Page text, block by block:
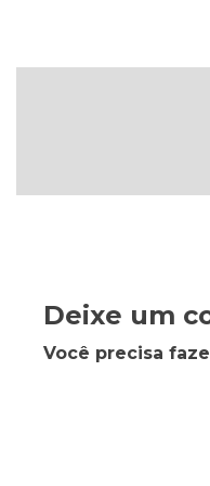
Deixe um
Você precisa